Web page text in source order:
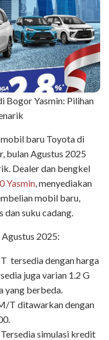
Bogor Yasmin: Pilihan
baru Toyota di
bulan Agustus 2025
Dealer dan bengkel
Yasmin, menyediakan
mobil baru,
dan suku cadang.
2025:
tersedia dengan harga
juga varian 1.2 G
yang berbeda.
T ditawarkan dengan
Tersedia simulasi kredit